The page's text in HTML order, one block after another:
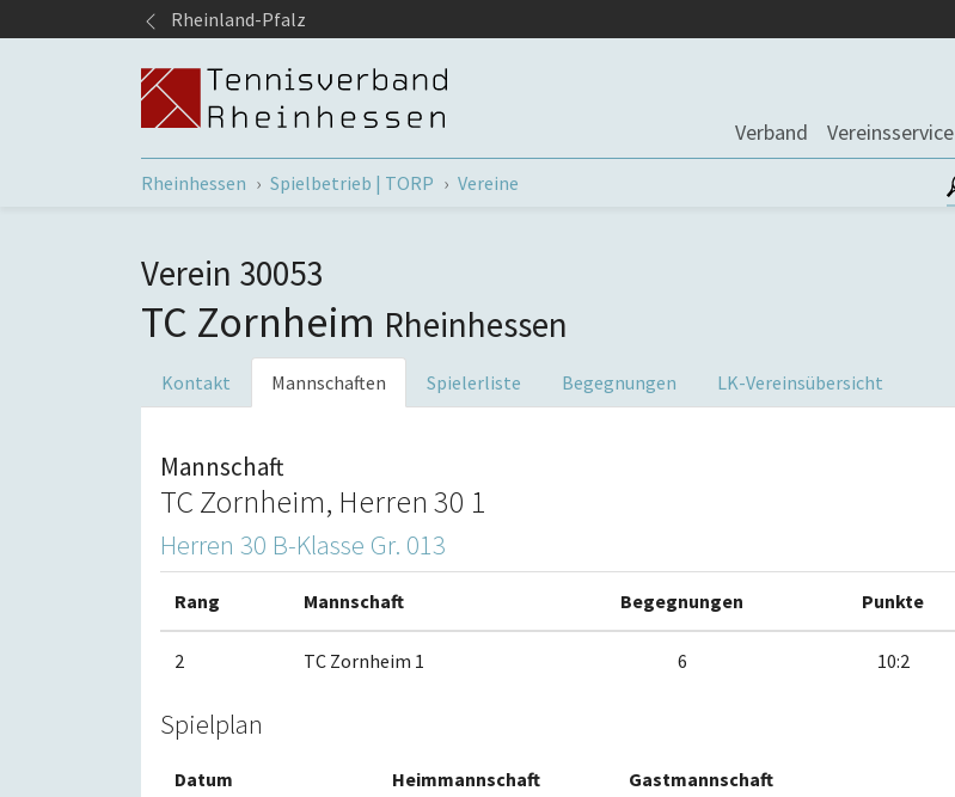
Springe zum SeiteninhaltRheinland-Pfalz
Verband Vereinsservice
Sie sind hier:
Rheinhessen Spielbetrieb | TORP Vereine
Verein 30053
TC Zornheim Rheinhessen
Kontakt Mannschaften Spielerliste Begegnungen LK-Vereinsübersicht
Mannschaft
TC Zornheim, Herren 30 1
Herren 30 B-Klasse Gr. 013
Rang Mannschaft Begegnungen Punkte
2 TC Zornheim 1 6 10:2
Spielplan
Datum Heimmannschaft Gastmannschaft